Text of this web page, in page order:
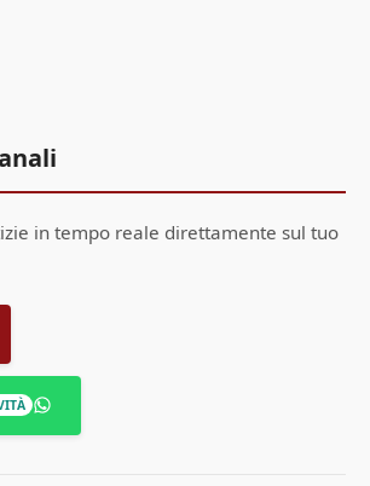
in tempo reale direttamente sul tuo